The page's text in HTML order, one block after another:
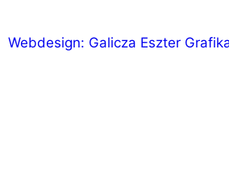
Webdesign: Galicza Eszter